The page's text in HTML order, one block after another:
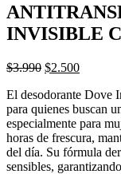
INVISIBLE
$3.990 El
original
era:
$3.990.
$2.500El
actual
es:
$2.500.
El desodorante Dove
para quienes buscan
especialmente para
horas de frescura,
del día. Su fórmula
sensibles,